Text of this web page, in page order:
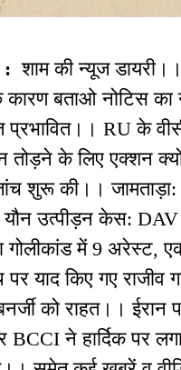
: शाम की न्यूज
कारण बताओ नोटिस का
प्रभावित।। RU के
तोड़ने के लिए एक्शन
शुरू की।।
उत्पीड़न केस: DAV
गोलीकांड में 9 अरेस्ट,
याद किए गए राजीव
को राहत।। ईरान
BCCI ने हार्दिक पर